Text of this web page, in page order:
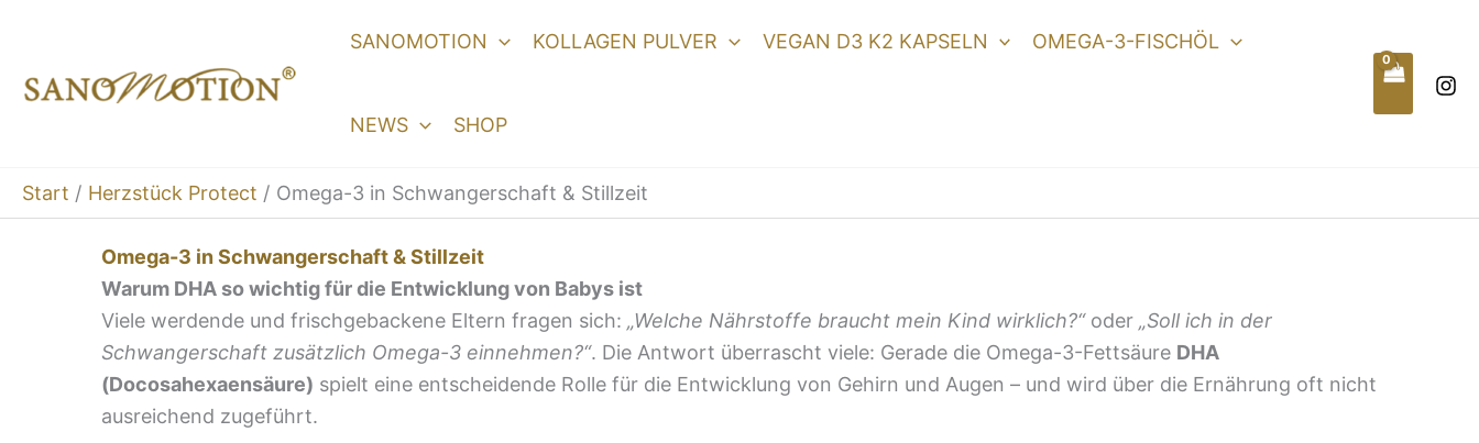
springen
SANOMOTION KOLLAGEN PULVER VEGAN D3 K2 KAPSELN OMEGA-3-FISCHÖL
NEWS SHOP
Start Herzstück Protect Omega-3 in Schwangerschaft & Stillzeit
Omega-3 in Schwangerschaft & Stillzeit
Warum DHA so wichtig für die Entwicklung von Babys ist
Viele werdende und frischgebackene Eltern fragen sich: „Welche Nährstoffe braucht mein Kind wirklich?“oder „Soll ich in der
Schwangerschaft zusätzlich Omega-3 einnehmen?“. Die Antwort überrascht viele: Gerade die Omega-3-Fettsäure DHA
(Docosahexaensäure) spielt eine entscheidende Rolle für die Entwicklung von Gehirn und Augen – und wird über die Ernährung oft nicht
ausreichend zugeführt.